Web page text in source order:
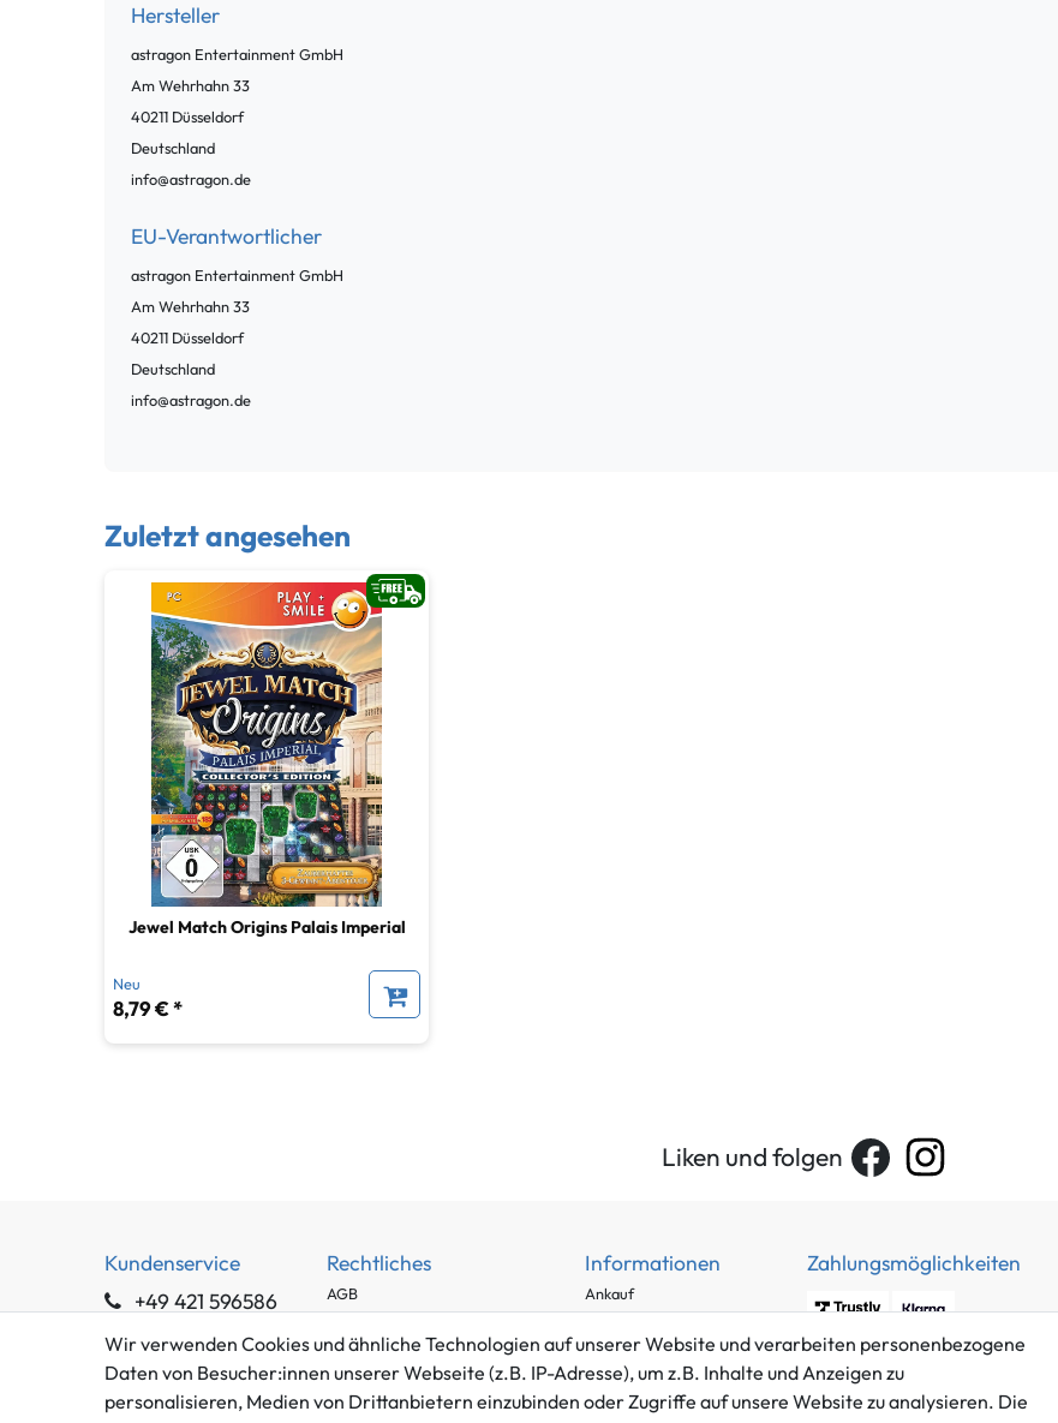
Hersteller
astragon Entertainment GmbH
Am Wehrhahn33
40211 Düsseldorf
Deutschland
info@astragon.de
EU-Verantwortlicher
astragon Entertainment GmbH
Am Wehrhahn33
40211 Düsseldorf
Deutschland
info@astragon.de
Zuletzt angesehen
Jewel Match Origins Palais Imperial
Neu
8,79 € *
Liken und folgen
Kundenservice
+49 421 596586
info@gameworld.de
Kontaktformular
Rechtliches
AGB
Datenschutzerklärung
Barrierefreiheitserklärung
Informationen
Ankauf
Häufig gestellte Fragen
Zahlung und Versand
Batterieentsorgung
Zahlungsmöglichkeiten
Mitglied im Händlerbund
Wir verwenden Cookies und ähnliche Technologien auf unserer Website und verarbeiten personenbezogene
Daten von Besucher:innen unserer Webseite (z.B. IP-Adresse), um z.B. Inhalte und Anzeigen zu
personalisieren, Medien von Drittanbietern einzubinden oder Zugriffe auf unsere Website zu analysieren. Die